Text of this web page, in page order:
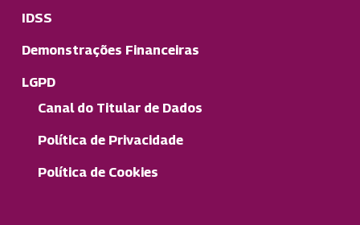
IDSS
Demonstrações Financeiras
LGPD
Canal do Titular de Dados
Política de Privacidade
Política de Cookies